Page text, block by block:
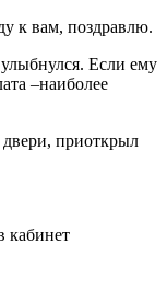
к вам, поздравлю.
Если ему
–наиболее
приоткрыл
кабинет